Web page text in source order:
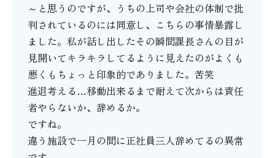
～と思うのですが、うちの上司や会社の体制で批
判されているのには同意し、こちらの事情暴露し
ました。私が話し出したその瞬間課長さんの目が
見開いてキラキラしてるように見えたのがよくも
悪くもちょっと印象的でありました。苦笑
進退考える…移動出来るまで耐えて次からは責任
者やらないか、辞めるか。
ですね。
違う施設で一月の間に正社員三人辞めてるの異常